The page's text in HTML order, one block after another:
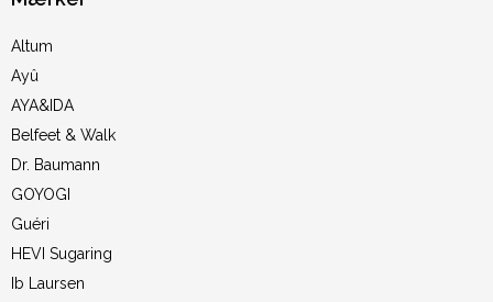
Altum
Ayû
AYA&IDA
Belfeet & Walk
Dr. Baumann
GOYOGI
Guéri
HEVI Sugaring
Ib Laursen